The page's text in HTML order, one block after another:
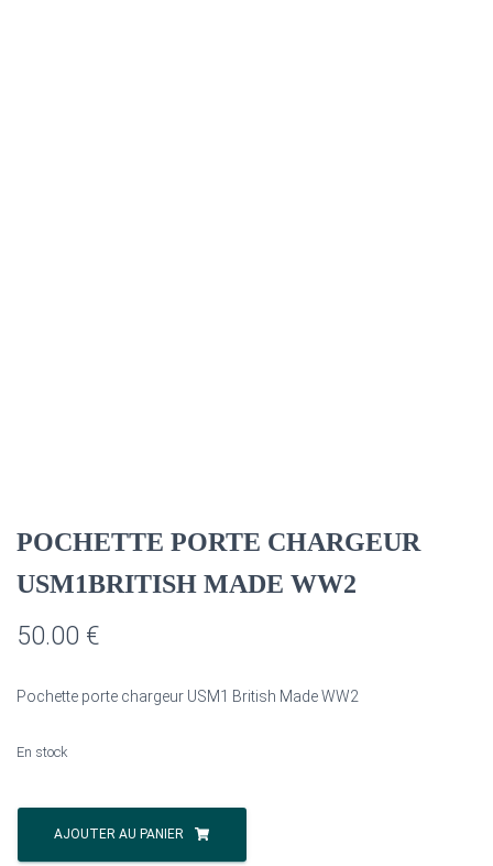
POCHETTE PORTE CHARGEUR
USM1BRITISH MADE WW2
50.00 €
Pochette porte chargeur USM1 British Made WW2
En stock
quantité
POCHETTE
AJOUTER AU PANIER